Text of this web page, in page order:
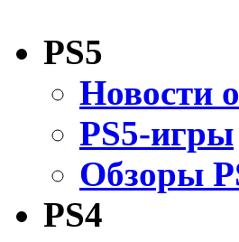
PS5
Новости
PS5-игры
Обзоры
PS4